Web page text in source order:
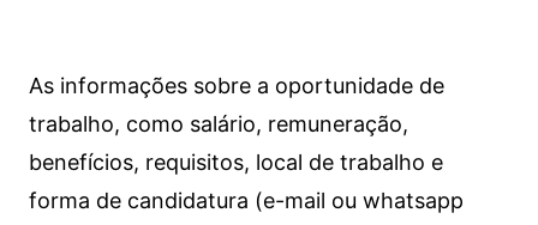
As informações sobre a oportunidade de
trabalho, como salário, remuneração,
benefícios, requisitos, local de trabalho e
forma de candidatura (e-mail ou whatsapp